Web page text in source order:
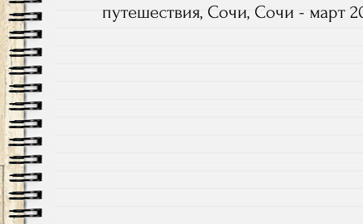
путешествия, Сочи, Сочи - март